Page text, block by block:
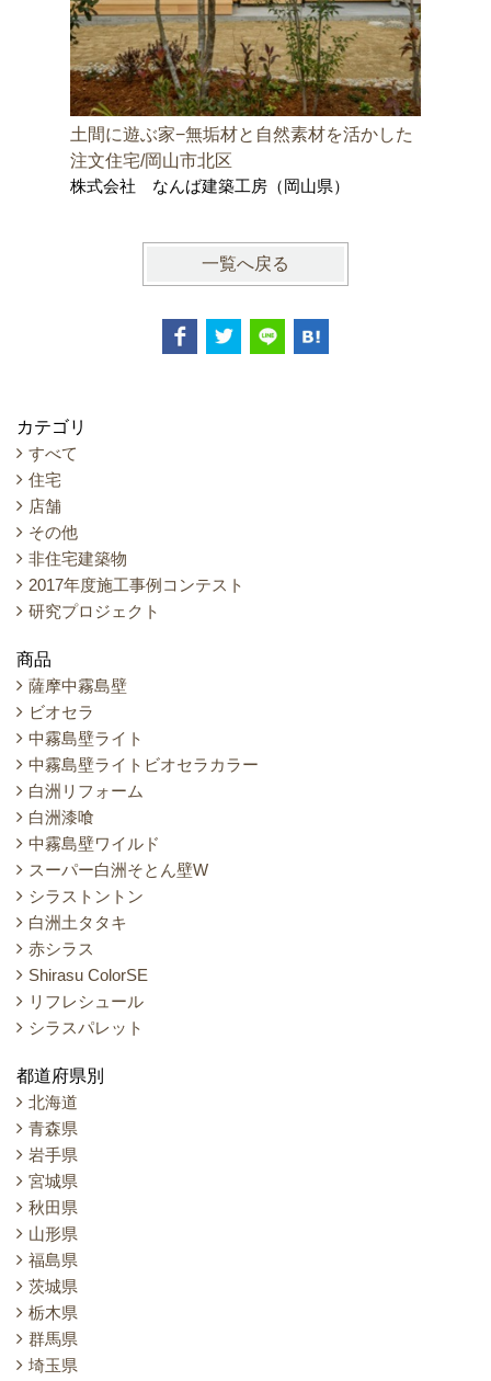
土間に遊ぶ家−無垢材と自然素材を活かした
注文住宅/岡山市北区
株式会社 なんば建築工房（岡山県）
一覧へ戻る
カテゴリ
すべて
住宅
店舗
その他
非住宅建築物
2017年度施工事例コンテスト
研究プロジェクト
商品
薩摩中霧島壁
ビオセラ
中霧島壁ライト
中霧島壁ライトビオセラカラー
白洲リフォーム
白洲漆喰
中霧島壁ワイルド
スーパー白洲そとん壁W
シラストントン
白洲土タタキ
赤シラス
Shirasu ColorSE
リフレシュール
シラスパレット
都道府県別
北海道
青森県
岩手県
宮城県
秋田県
山形県
福島県
茨城県
栃木県
群馬県
埼玉県